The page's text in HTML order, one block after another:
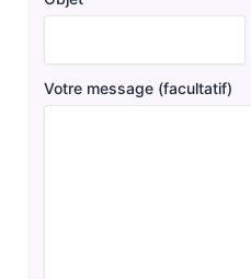
Votre message (facultatif)